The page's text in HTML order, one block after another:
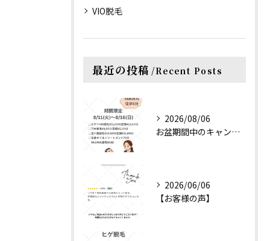
VIO脱毛
最近の投稿 Recent Posts
2026/08/06
お盆期間中のキャンペーンのご案内です♡
2026/06/06
【お客様の声】